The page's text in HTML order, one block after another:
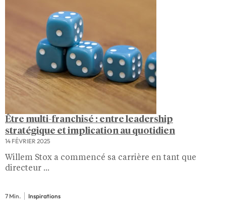
Être multi-franchisé : entre leadership
stratégique et implication au quotidien
14 FÉVRIER 2025
Willem Stox a commencé sa carrière en tant que
directeur ...
7 Min. Inspirations